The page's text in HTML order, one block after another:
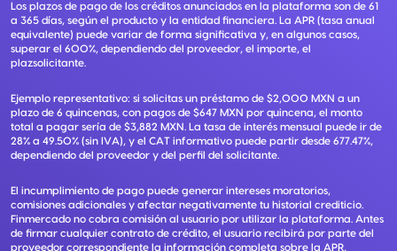
Los plazos de pago de los créditos anunciados en la plataforma son de 61
a 365 días, según el producto y la entidad financiera. La APR (tasa anual
equivalente) puede variar de forma significativa y, en algunos casos,
superar el 600%, dependiendo del proveedor, el importe, el
plazsolicitante.
Ejemplo representativo: si solicitas un préstamo de $2,000 MXN a un
plazo de 6 quincenas, con pagos de $647 MXN por quincena, el monto
total a pagar sería de $3,882 MXN. La tasa de interés mensual puede ir de
28% a 49.50% (sin IVA), y el CAT informativo puede partir desde 677.47%,
dependiendo del proveedor y del perfil del solicitante.
El incumplimiento de pago puede generar intereses moratorios,
comisiones adicionales y afectar negativamente tu historial crediticio.
Finmercado no cobra comisión al usuario por utilizar la plataforma. Antes
de firmar cualquier contrato de crédito, el usuario recibirá por parte del
proveedor correspondiente la información completa sobre la APR,